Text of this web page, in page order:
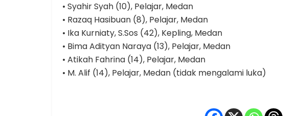
• Syahir Syah (10), Pelajar, Medan
• Razaq Hasibuan (8), Pelajar, Medan
• Ika Kurniaty, S.Sos (42), Kepling, Medan
• Bima Adityan Naraya (13), Pelajar, Medan
• Atikah Fahrina (14), Pelajar, Medan
• M. Alif (14), Pelajar, Medan (tidak mengalami luka)